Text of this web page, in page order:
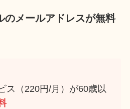
のメールアドレスが無料
ス（220円/月）が60歳以